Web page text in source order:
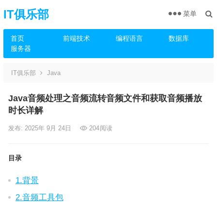
IT俱乐部
首页 前端技术 编程语言
数据库
服务器
菜单
IT俱乐部 Java
Java音频处理之音频流转音频文件和获取音频播放
时长详解
发布: 2025年 9月 24日 204阅读
目录
1.背景
2.音频工具包